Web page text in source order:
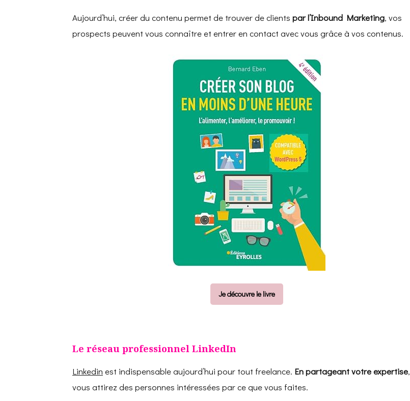
Aujourd’hui, créer du contenu permet de trouver de clients par l’Inbound Marketing, vos
prospects peuvent vous connaître et entrer en contact avec vous grâce à vos contenus.
Je découvre le livre
Le réseau professionnel LinkedIn
Linkedin est indispensable aujourd’hui pour tout freelance. En partageant votre expertise,
vous attirez des personnes intéressées par ce que vous faites.